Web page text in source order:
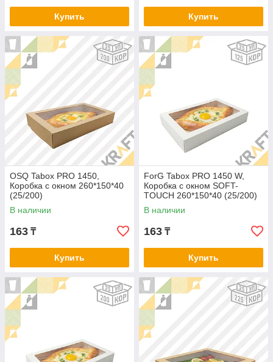
Купить Купить
OSQ Tabox PRO 1450,
Коробка с окном 260*150*40
(25/200)
В наличии
163 ₸
Купить
ForG Tabox PRO 1450 W,
Коробка с окном SOFT-
TOUCH 260*150*40 (25/200)
В наличии
163 ₸
Купить